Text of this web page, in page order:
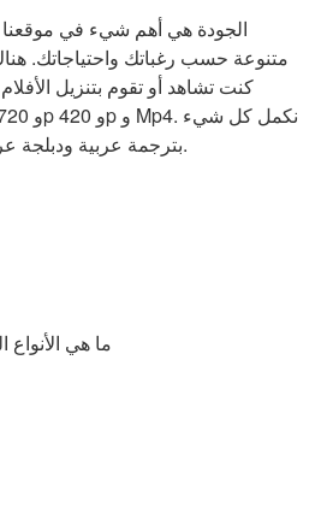
الجودة هي أهم شيء في موقعنا
متنوعة حسب رغباتك واحتياجاتك.
كنت تشاهد أو تقوم بتنزيل
بترجمة عربية ودبلجة عربية بجودة صوت واضحة.
ما هي